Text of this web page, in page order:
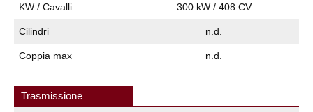
KW / Cavalli 300 kW / 408 CV
Cilindri n.d.
Coppia max n.d.
Trasmissione